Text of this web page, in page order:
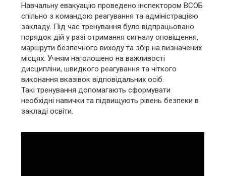
Навчальну евакуацію проведено інспектором ВСОБ
спільно з командою реагування та адміністрацією
закладу. Під час тренування було відпрацьовано
порядок дій у разі отримання сигналу оповіщення,
маршрути безпечного виходу та збір на визначених
місцях. Учням наголошено на важливості
дисципліни, швидкого реагування та чіткого
виконання вказівок відповідальних осіб.
Такі тренування допомагають сформувати
необхідні навички та підвищують рівень безпеки в
закладі освіти.